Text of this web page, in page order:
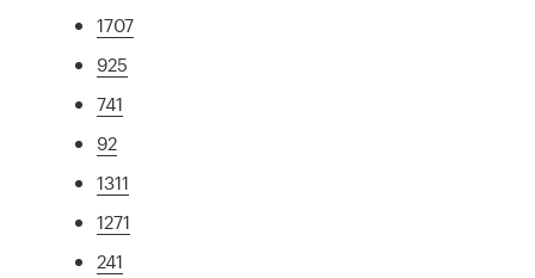
1707
925
741
92
1311
1271
241